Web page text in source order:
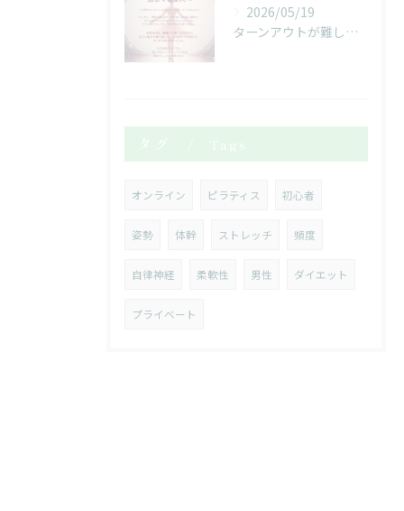
2026/05/19
ターンアウトが難しいと感じている人へ
タグ Tags
オンライン ピラティス 初心者
姿勢 体幹 ストレッチ 頻度
自律神経 柔軟性 男性 ダイエット
プライベート